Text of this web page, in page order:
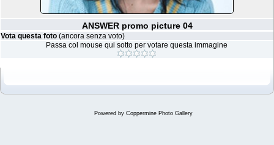
ANSWER promo picture 04
Vota questa foto (ancora senza voto)
Passa col mouse qui sotto per votare questa immagine
Powered by Coppermine Photo Gallery